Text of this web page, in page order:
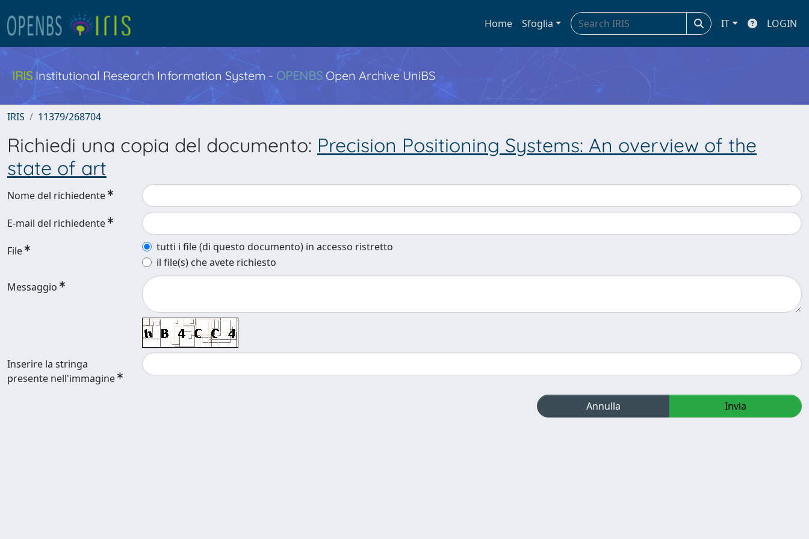
Home Sfoglia IT LOGIN
IRIS Institutional Research Information System - OPENBS Open Archive UniBS
IRIS 11379/268704
Richiedi una copia del documento: Precision Positioning Systems: An overview of the
state of art
Nome del richiedente
E-mail del richiedente
File
tutti i file (di questo documento) in accesso ristretto
il file(s) che avete richiesto
Messaggio
Inserire la stringa
presente nell'immagine
Annulla Invia